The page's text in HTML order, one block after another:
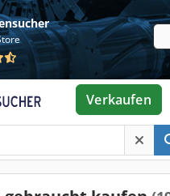
Verkaufen